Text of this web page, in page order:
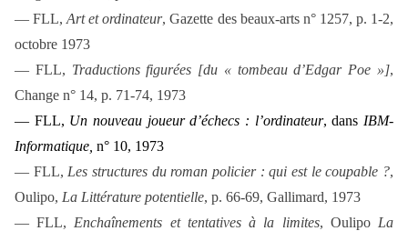
— FLL,Art et ordinateur,Gazette des beaux-artsn° 1257, p. 1-2,
octobre 1973
— FLL, Traductions figurées [du « tombeau d’Edgar Poe »],
Change n° 14, p. 71-74, 1973
— FLL, Un nouveau joueur d’échecs : l’ordinateur, dans IBM-
Informatique, n° 10, 1973
— FLL, Les structures du roman policier : qui est le coupable ?,
Oulipo, La Littérature potentielle, p. 66-69, Gallimard, 1973
— FLL, Enchaînements et tentatives à la limites, OulipoLa